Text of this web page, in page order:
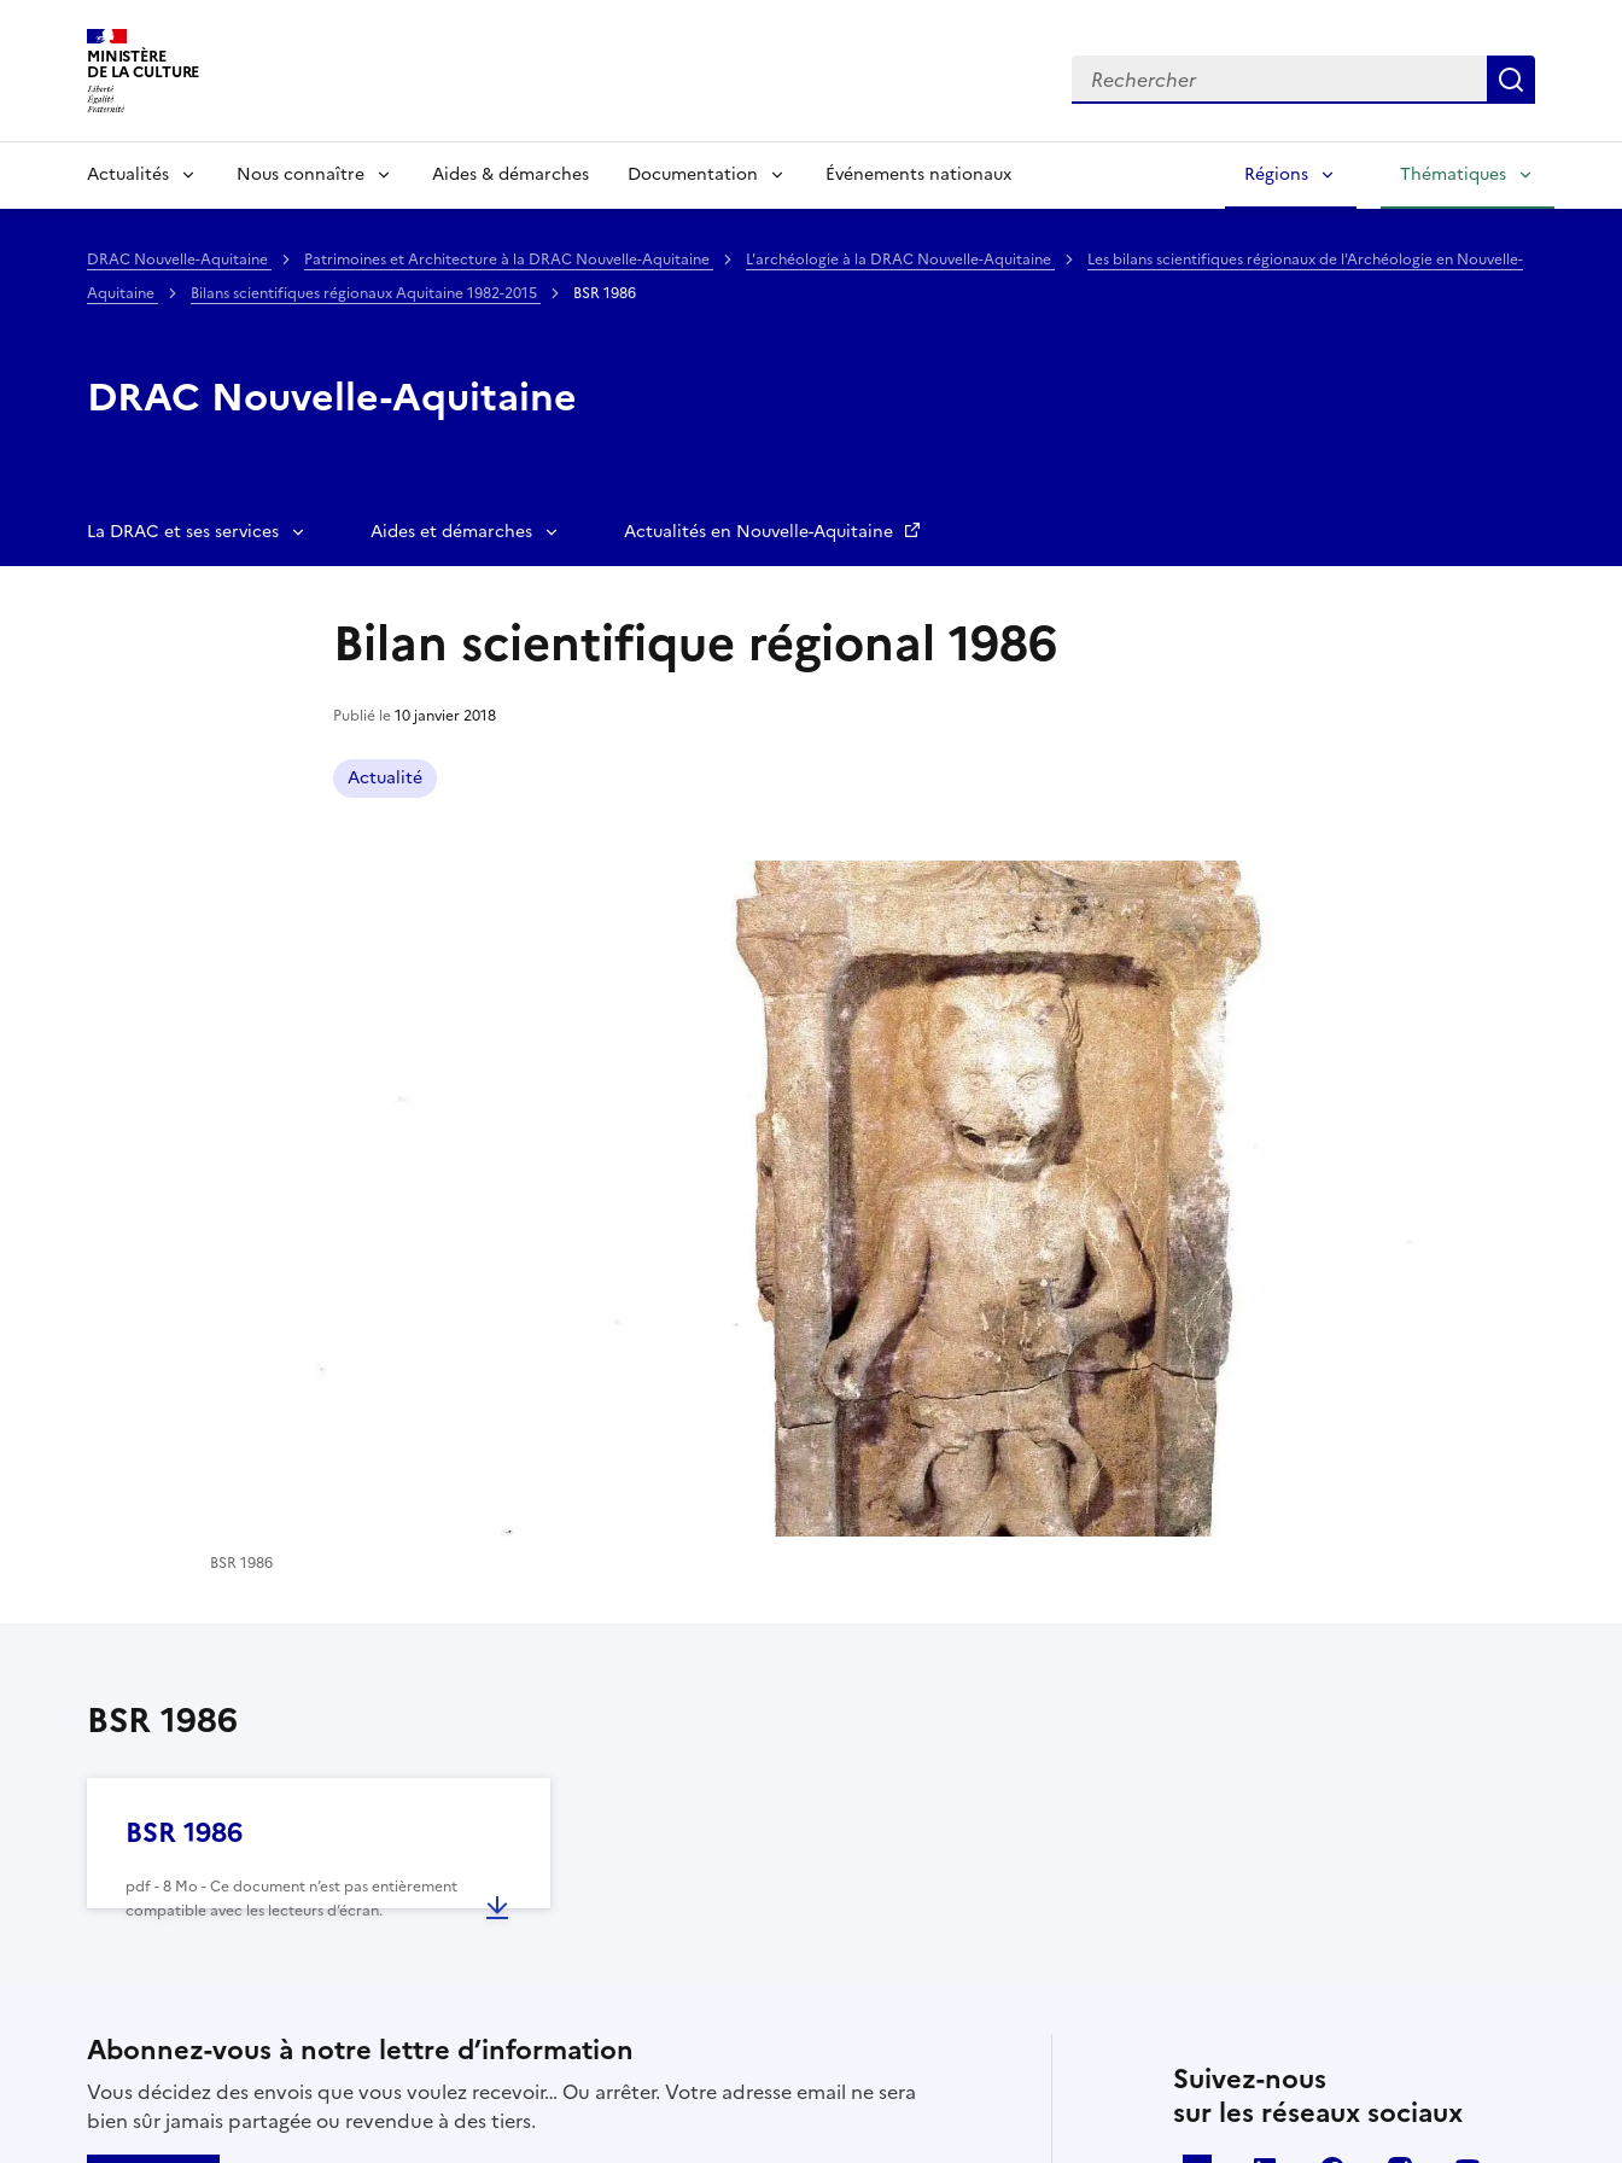
MINISTÈRE
DE LA CULTURE Rechercher
Actualités Nous connaître Aides & démarches Documentation Événements nationaux Régions Thématiques
DRAC Nouvelle-Aquitaine Patrimoines et Architecture à la DRAC Nouvelle-Aquitaine L'archéologie à la DRAC Nouvelle-Aquitaine
Les bilans scientifiques régionaux de l'Archéologie en Nouvelle-
Aquitaine
Bilans scientifiques régionaux Aquitaine 1982-2015 BSR 1986
DRAC Nouvelle-Aquitaine
La DRAC et ses services Aides et démarches Actualités en Nouvelle-Aquitaine
Bilan scientifique régional 1986
Publié le10 janvier 2018
Actualité
BSR 1986
BSR 1986
BSR 1986
pdf - 8 Mo - Ce document n’est pas entièrement
compatible avec les lecteurs d’écran.
Abonnez-vous à notre lettre d’information
Vous décidez des envois que vous voulez recevoir… Ou arrêter. Votre adresse email ne sera
bien sûr jamais partagée ou revendue à des tiers.
Suivez-nous
sur les réseaux sociaux